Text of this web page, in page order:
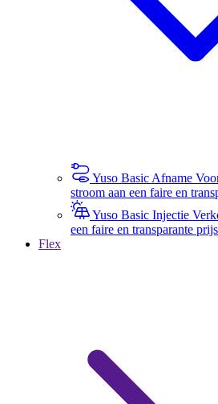
Yuso Basic Afname
stroom aan een faire en
Yuso Basic Injectie
een faire en transparante
Flex